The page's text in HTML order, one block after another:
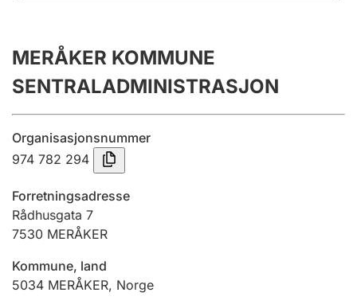
Årsregnskap
Innsending og forsinkelsesgebyr
Tinglysing
Jeger
Betaling og jegeravgiftskort
Ektepaktveileder
MERÅKER KOMMUNE
SENTRALADMINISTRASJON
Organisasjonsnummer
974 782 294
Forretningsadresse
Rådhusgata 7
7530 MERÅKER
Kommune, land
5034 MERÅKER, Norge